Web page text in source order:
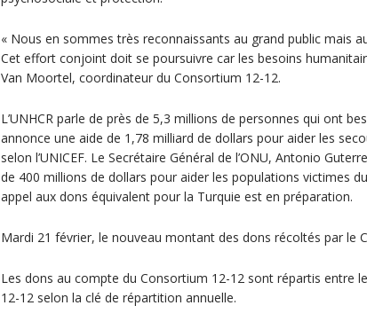
« Nous en sommes très reconnaissants au grand public mais
Cet effort conjoint doit se poursuivre car les besoins
Van Moortel, coordinateur du Consortium 12-12.
L’UNHCR parle de près de 5,3 millions de personnes qui ont
annonce une aide de 1,78 milliard de dollars pour aider les
selon l’UNICEF. Le Secrétaire Général de l’ONU, Antonio
de 400 millions de dollars pour aider les populations victimes
appel aux dons équivalent pour la Turquie est en préparation.
Mardi 21 février, le nouveau montant des dons récoltés par le
Les dons au compte du Consortium 12-12 sont répartis entre
12-12 selon la clé de répartition annuelle.